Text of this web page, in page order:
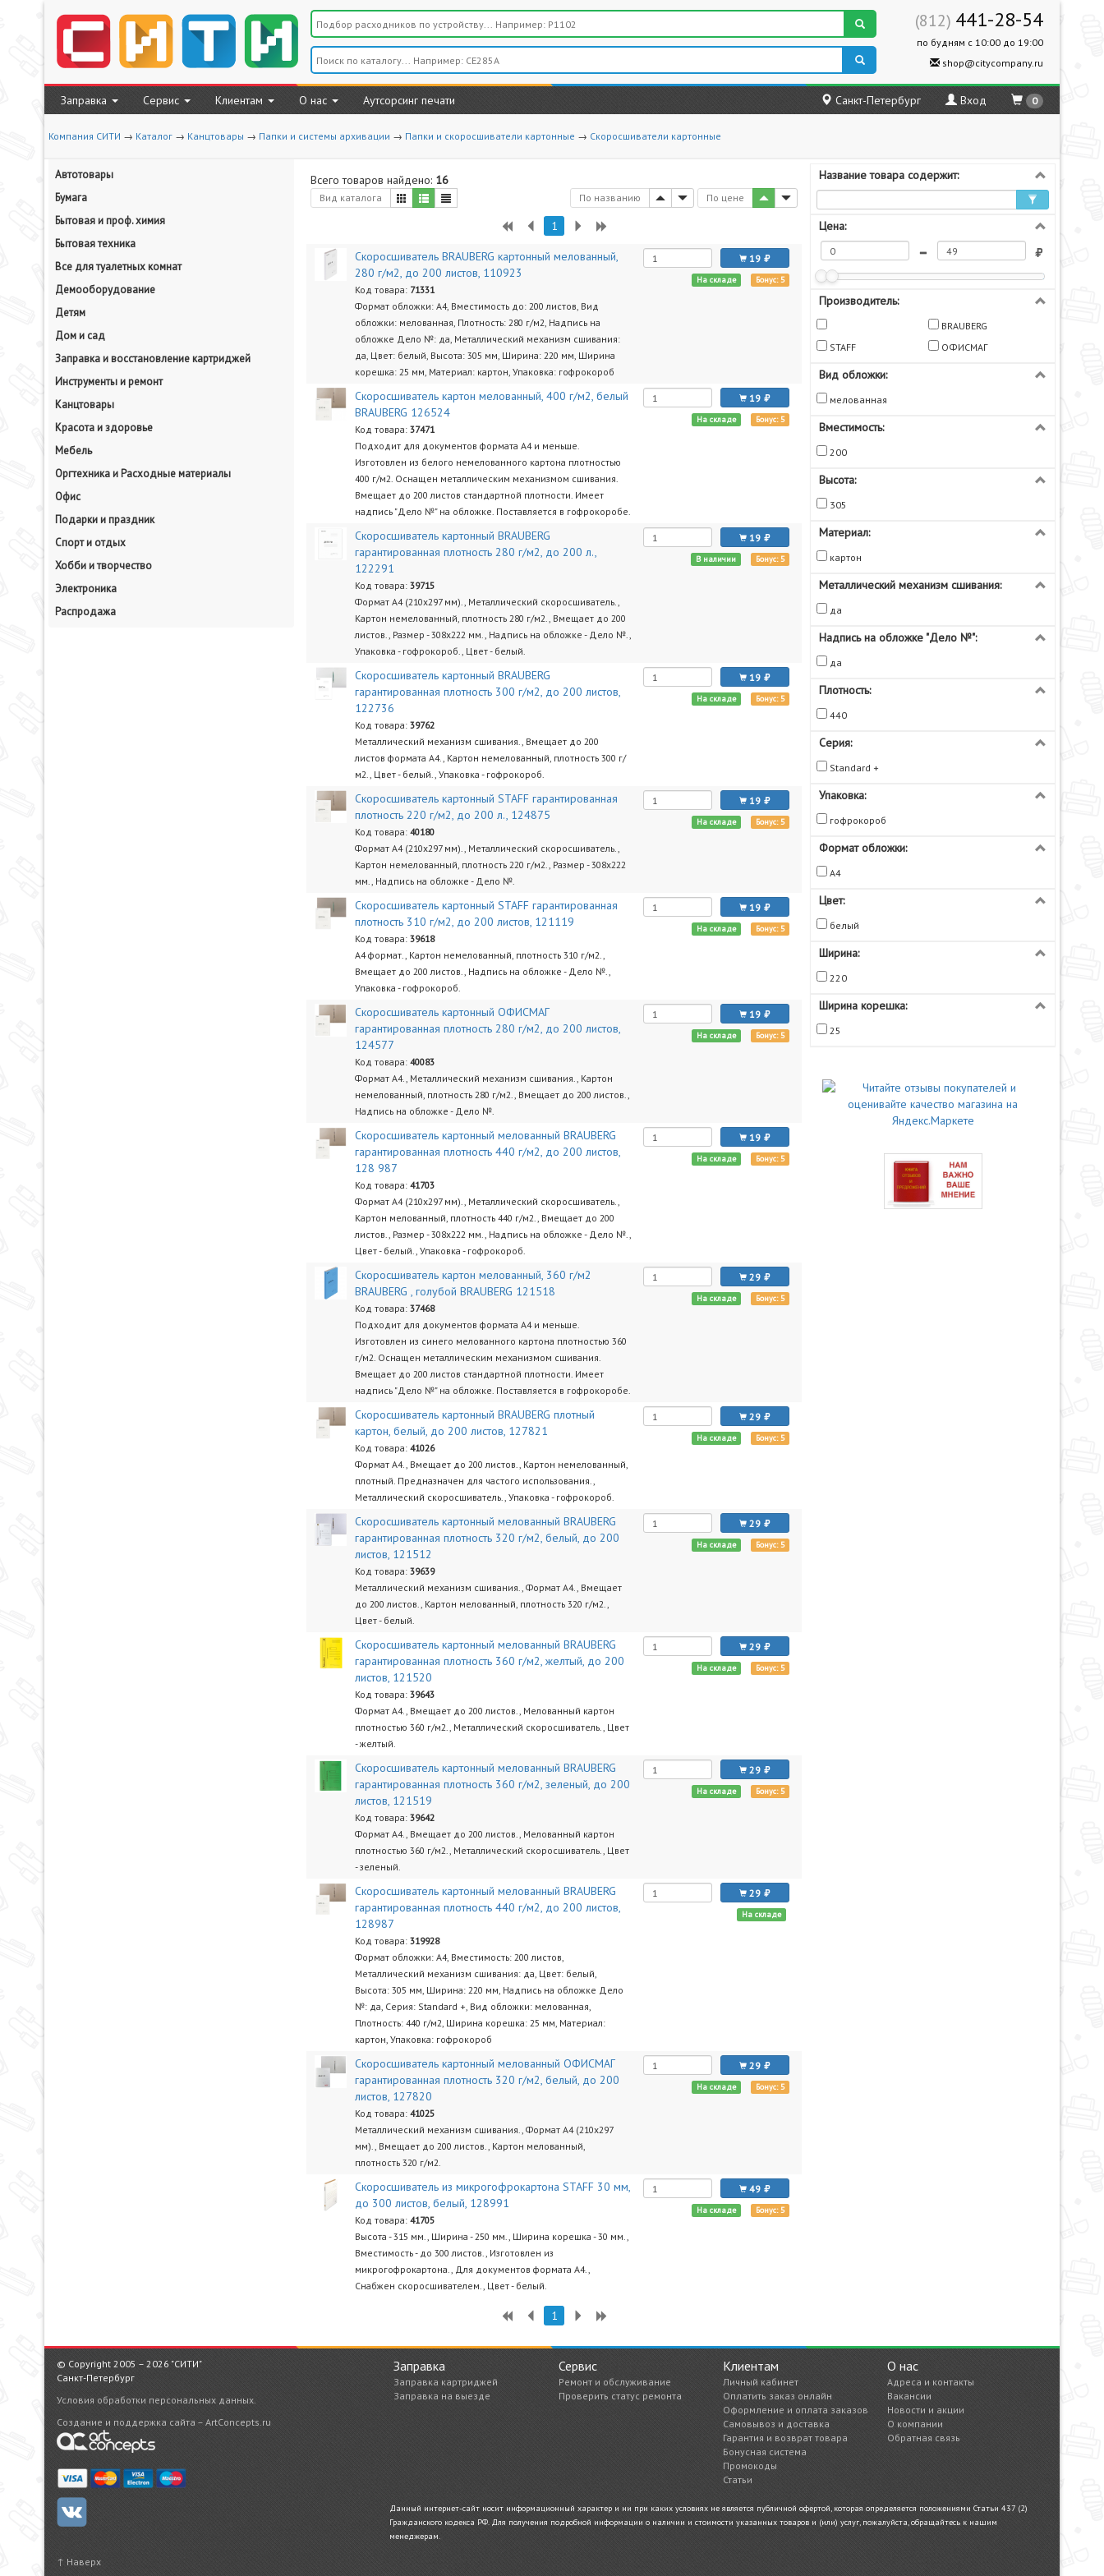
(812) 441-28-54
по будням с 10:00 до 19:00
shop@citycompany.ru
Заправка Сервис Клиентам О нас Аутсорсинг печати Санкт-Петербург Вход 0
Компания СИТИ → Каталог → Канцтовары → Папки и системы архивации → Папки и скоросшиватели картонные → Скоросшиватели картонные
Автотовары
Бумага
Бытовая и проф. химия
Бытовая техника
Все для туалетных комнат
Демооборудование
Детям
Дом и сад
Заправка и восстановление картриджей
Инструменты и ремонт
Канцтовары
Красота и здоровье
Мебель
Оргтехника и Расходные материалы
Офис
Подарки и праздник
Спорт и отдых
Хобби и творчество
Электроника
Распродажа
Название товара содержит:
Цена:
Производитель:
BRAUBERG
STAFF
ОФИСМАГ
Вид обложки:
мелованная
Вместимость:
200
Высота:
305
Материал:
картон
Металлический механизм сшивания:
да
Надпись на обложке "Дело №":
да
Плотность:
440
Серия:
Standard +
Упаковка:
гофрокороб
Формат обложки:
A4
Цвет:
белый
Ширина:
220
Ширина корешка:
25
Всего товаров найдено: 16
Вид каталога По названию По цене
1
Скоросшиватель BRAUBERG картонный мелованный,
280 г/м2, до 200 листов, 110923
Код товара: 71331
Формат обложки: A4, Вместимость до: 200 листов, Вид
обложки: мелованная, Плотность: 280 г/м2, Надпись на
обложке Дело №: да, Металлический механизм сшивания:
да, Цвет: белый, Высота: 305 мм, Ширина: 220 мм, Ширина
корешка: 25 мм, Материал: картон, Упаковка: гофрокороб
19
На складе Бонус: 5
Скоросшиватель картон мелованный, 400 г/м2, белый
BRAUBERG 126524
Код товара:37471
Подходит для документов формата А4 и меньше.
Изготовлен из белого немелованного картона плотностью
400 г/м2. Оснащен металлическим механизмом сшивания.
Вмещает до 200 листов стандартной плотности. Имеет
надпись "Дело №" на обложке. Поставляется в гофрокоробе.
19
На складе Бонус: 5
Скоросшиватель картонный BRAUBERG
гарантированная плотность 280 г/м2, до 200 л.,
122291
Код товара:39715
Формат А4 (210х297 мм)., Металлический скоросшиватель.,
Картон немелованный, плотность 280 г/м2., Вмещает до 200
листов., Размер - 308х222 мм., Надпись на обложке - Дело №.,
Упаковка - гофрокороб., Цвет - белый.
19
В наличии Бонус: 5
Скоросшиватель картонный BRAUBERG
гарантированная плотность 300 г/м2, до 200 листов,
122736
Код товара:39762
Металлический механизм сшивания., Вмещает до 200
листов формата А4., Картон немелованный, плотность 300 г/
м2., Цвет - белый., Упаковка - гофрокороб.
19
На складе Бонус: 5
Скоросшиватель картонный STAFF гарантированная
плотность 220 г/м2, до 200 л., 124875
Код товара:40180
Формат А4 (210х297 мм)., Металлический скоросшиватель.,
Картон немелованный, плотность 220 г/м2., Размер - 308х222
мм., Надпись на обложке - Дело №.
19
На складе Бонус: 5
Скоросшиватель картонный STAFF гарантированная
плотность 310 г/м2, до 200 листов, 121119
Код товара:39618
А4 формат., Картон немелованный, плотность 310 г/м2.,
Вмещает до 200 листов., Надпись на обложке - Дело №.,
Упаковка - гофрокороб.
19
На складе Бонус: 5
Скоросшиватель картонный ОФИСМАГ
гарантированная плотность 280 г/м2, до 200 листов,
124577
Код товара:40083
Формат А4., Металлический механизм сшивания., Картон
немелованный, плотность 280 г/м2., Вмещает до 200 листов.,
Надпись на обложке - Дело №.
19
На складе Бонус: 5
Скоросшиватель картонный мелованный BRAUBERG
гарантированная плотность 440 г/м2, до 200 листов,
128 987
Код товара:41703
Формат А4 (210х297 мм)., Металлический скоросшиватель.,
Картон мелованный, плотность 440 г/м2., Вмещает до 200
листов., Размер - 308х222 мм., Надпись на обложке - Дело №.,
Цвет - белый., Упаковка - гофрокороб.
19
На складе Бонус: 5
Скоросшиватель картон мелованный, 360 г/м2
BRAUBERG , голубой BRAUBERG 121518
Код товара:37468
Подходит для документов формата А4 и меньше.
Изготовлен из синего мелованного картона плотностью 360
г/м2. Оснащен металлическим механизмом сшивания.
Вмещает до 200 листов стандартной плотности. Имеет
надпись "Дело №" на обложке. Поставляется в гофрокоробе.
29
На складе Бонус: 5
Скоросшиватель картонный BRAUBERG плотный
картон, белый, до 200 листов, 127821
Код товара:41026
Формат А4., Вмещает до 200 листов., Картон немелованный,
плотный. Предназначен для частого использования.,
Металлический скоросшиватель., Упаковка - гофрокороб.
29
На складе Бонус: 5
Скоросшиватель картонный мелованный BRAUBERG
гарантированная плотность 320 г/м2, белый, до 200
листов, 121512
Код товара:39639
Металлический механизм сшивания., Формат А4., Вмещает
до 200 листов., Картон мелованный, плотность 320 г/м2.,
Цвет - белый.
29
На складе Бонус: 5
Скоросшиватель картонный мелованный BRAUBERG
гарантированная плотность 360 г/м2, желтый, до 200
листов, 121520
Код товара:39643
Формат А4., Вмещает до 200 листов., Мелованный картон
плотностью 360 г/м2., Металлический скоросшиватель., Цвет
- желтый.
29
На складе Бонус: 5
Скоросшиватель картонный мелованный BRAUBERG
гарантированная плотность 360 г/м2, зеленый, до 200
листов, 121519
Код товара:39642
Формат А4., Вмещает до 200 листов., Мелованный картон
плотностью 360 г/м2., Металлический скоросшиватель., Цвет
- зеленый.
29
На складе Бонус: 5
Скоросшиватель картонный мелованный BRAUBERG
гарантированная плотность 440 г/м2, до 200 листов,
128987
Код товара:319928
Формат обложки: A4, Вместимость: 200 листов,
Металлический механизм сшивания: да, Цвет: белый,
Высота: 305 мм, Ширина: 220 мм, Надпись на обложке Дело
№: да, Серия: Standard +, Вид обложки: мелованная,
Плотность: 440 г/м2, Ширина корешка: 25 мм, Материал:
картон, Упаковка: гофрокороб
29
На складе
Скоросшиватель картонный мелованный ОФИСМАГ
гарантированная плотность 320 г/м2, белый, до 200
листов, 127820
Код товара:41025
Металлический механизм сшивания., Формат А4 (210х297
мм)., Вмещает до 200 листов., Картон мелованный,
плотность 320 г/м2.
29
На складе Бонус: 5
Скоросшиватель из микрогофрокартона STAFF 30 мм,
до 300 листов, белый, 128991
Код товара:41705
Высота - 315 мм., Ширина - 250 мм., Ширина корешка - 30 мм.,
Вместимость - до 300 листов., Изготовлен из
микрогофрокартона., Для документов формата А4.,
Снабжен скоросшивателем., Цвет - белый.
49
На складе Бонус: 5
1
Заправка
Заправка картриджей
Заправка на выезде
Сервис
Ремонт и обслуживание
Проверить статус ремонта
Клиентам
Личный кабинет
Оплатить заказ онлайн
Оформление и оплата заказов
Самовывоз и доставка
Гарантия и возврат товара
Бонусная система
Промокоды
Статьи
О нас
Адреса и контакты
Вакансии
Новости и акции
О компании
Обратная связь
Данный интернет-сайт носит информационный характер и ни при каких условиях не является публичной офертой, которая определяется положениями Статьи 437 (2)
Гражданского кодекса РФ. Для получения подробной информации о наличии и стоимости указанных товаров и (или) услуг, пожалуйста, обращайтесь к нашим
менеджерам.
© Copyright 2005 – 2026 "СИТИ"
Санкт-Петербург
Условия обработки персональных данных.
Создание и поддержка сайта – ArtConcepts.ru
↑ Наверх